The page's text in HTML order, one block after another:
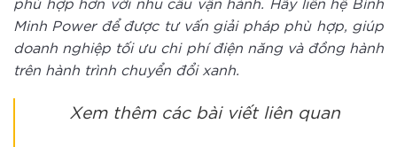
Minh Power để được tư vấn giải pháp phù hợp, giúp
doanh nghiệp tối ưu chi phí điện năng và đồng hành
trên hành trình chuyển đổi xanh.
Xem thêm các bài viết liên quan